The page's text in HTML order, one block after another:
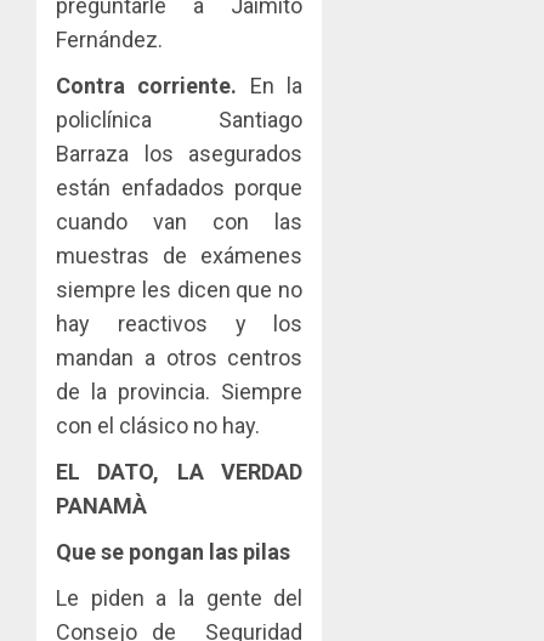
Fernández.
Contra corriente. En la
policlínica Santiago
Barraza los asegurados
están enfadados porque
cuando van con las
muestras de exámenes
siempre les dicen que no
hay reactivos y los
mandan a otros centros
de la provincia. Siempre
con el clásico no hay.
EL DATO, LA VERDAD
PANAMÀ
Que se pongan las pilas
Le piden a la gente del
Consejo de Seguridad